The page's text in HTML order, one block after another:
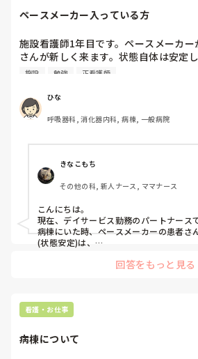
ペースメーカー入っている方
施設看護師1年目です。ペースメーカ
さんが新しく来ます。状態自体は安定
メーカー入っている方の観察や注意し
施設 勉強 正看護師
ひな
呼吸器科, 消化器内科, 病棟, 一般病院
きなこもち
その他の科, 新人ナース, ママナース
こんにちは。
現在、デイサービス勤務のパートナースで
病棟にいた時、ペースメーカーの患者さ
(状態安定)は、
ペースメーカーがきちんと作動されてい
参考になれば幸いです。
回答をもっと見る
看護・お仕事
病棟について